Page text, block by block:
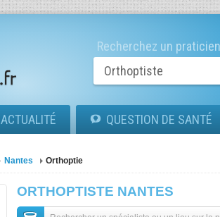
Recherchez un praticien
ACTUALITÉ QUESTION DE SANTÉ
Nantes Orthoptie
ORTHOPTISTE NANTES